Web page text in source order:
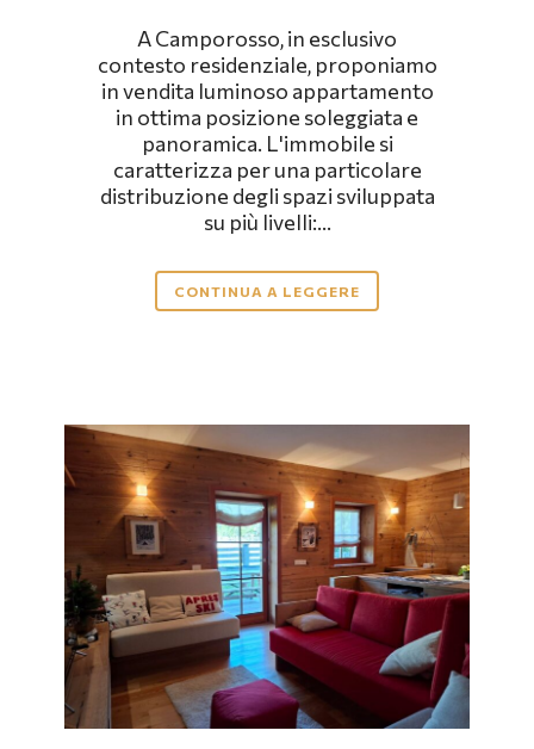
A Camporosso, in esclusivo
contesto residenziale, proponiamo
in vendita luminoso appartamento
in ottima posizione soleggiata e
panoramica. L'immobile si
caratterizza per una particolare
distribuzione degli spazi sviluppata
su più livelli:...
CONTINUA A LEGGERE